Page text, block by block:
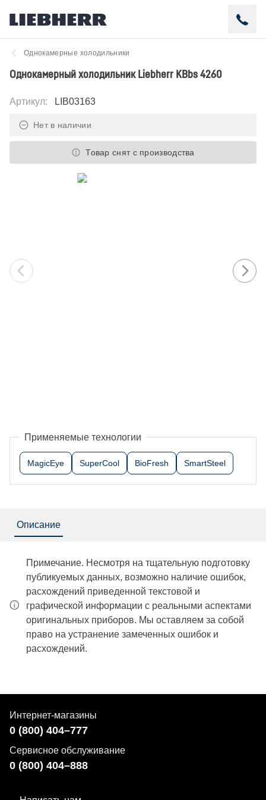
Однокамерные холодильники
Однокамерный холодильник Liebherr KBbs 4260
Артикул: LIB03163
Нет в наличии
Товар снят с производства
Применяемые технологии
MagicEye SuperCool BioFresh SmartSteel
Описание
Примечание. Несмотря на тщательную подготовку
публикуемых данных, возможно наличие ошибок,
расхождений приведенной текстовой и
графической информации с реальными аспектами
оригинальных приборов. Мы оставляем за собой
право на устранение замеченных ошибок и
расхождений.
Интернет-магазины
0 (800) 404–777
Сервисное обслуживание
0 (800) 404–888